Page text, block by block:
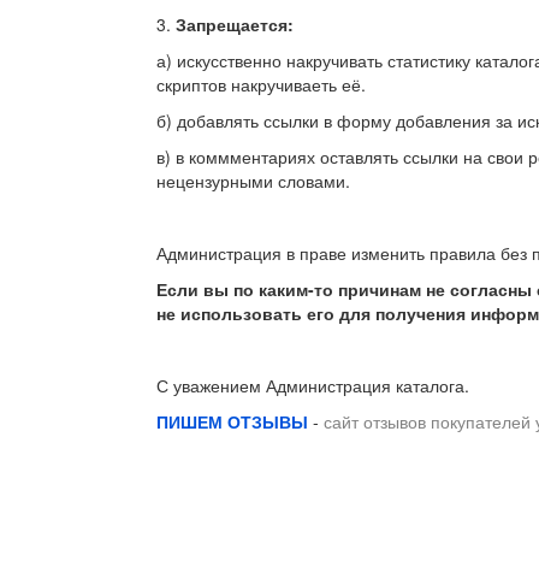
3. Запрещается:
а) искусственно накручивать статистику
скриптов накручиваеть её.
б) добавлять ссылки в форму добавления за
в) в коммментариях оставлять ссылки на свои
нецензурными словами.
Администрация в праве изменить правила без
Если вы по каким-то причинам не
не использовать его для получения
С уважением Администрация каталога.
ПИШЕМ ОТЗЫВЫ - сайт отзывов покупателей